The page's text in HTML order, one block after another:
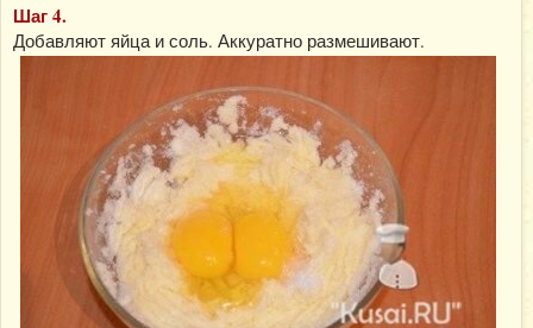
Шаг 4.
Добавляют яйца и соль. Аккуратно размешивают.